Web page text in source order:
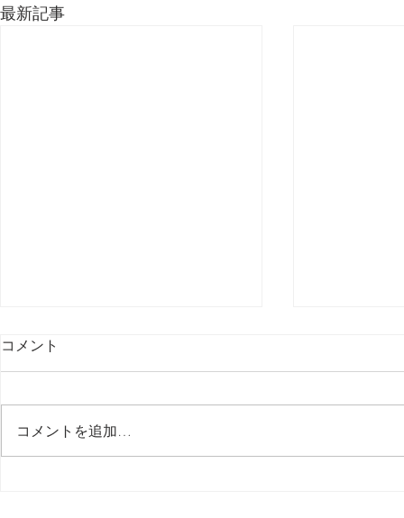
最新記事
最後の日記です
コメント
コメントを追加…